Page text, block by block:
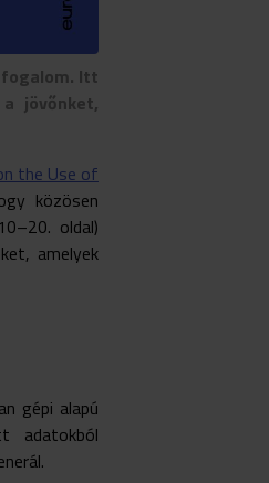
Itt
jövőnket,
the Use of
közösen
oldal)
amelyek
gépi alapú
adatokból